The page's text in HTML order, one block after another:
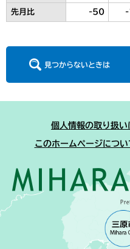
先月比 -50
見つからないときは
個人情報の取り扱い
このホームページについ